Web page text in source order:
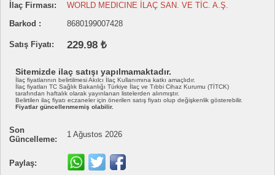
İlaç Firması:
WORLD MEDICINE İLAÇ SAN. VE TİC. A.Ş.
Barkod :
8680199007428
Satış Fiyatı: 229.98 ₺
Sitemizde ilaç satışı yapılmamaktadır.
İlaç fiyatlarının belirtilmesi Akılcı İlaç Kullanımına katkı amaçlıdır.
İlaç fiyatları TC Sağlık Bakanlığı Türkiye İlaç ve Tıbbi Cihaz Kurumu (TİTCK)
tarafından haftalık olarak yayınlanan listelerden alınmıştır.
Belirtilen ilaç fiyatı eczaneler için önerilen satış fiyatı olup değişkenlik gösterebilir.
Fiyatlar güncellenmemiş olabilir.
Son
Güncelleme:
1 Ağustos 2026
Paylaş: